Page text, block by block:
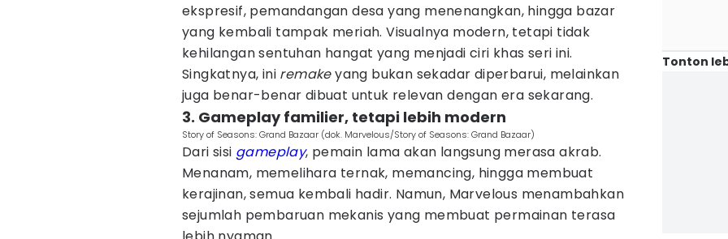
ekspresif, pemandangan desa yang menenangkan, hingga bazar
yang kembali tampak meriah. Visualnya modern, tetapi tidak
kehilangan sentuhan hangat yang menjadi ciri khas seri ini.
Singkatnya, ini remakeyang bukan sekadar diperbarui, melainkan
juga benar-benar dibuat untuk relevan dengan era sekarang.
3. Gameplay familier, tetapi lebih modern
Story of Seasons: Grand Bazaar (dok. Marvelous/Story of Seasons: Grand Bazaar)
Dari sisi gameplay, pemain lama akan langsung merasa akrab.
Menanam, memelihara ternak, memancing, hingga membuat
kerajinan, semua kembali hadir. Namun, Marvelous menambahkan
sejumlah pembaruan mekanis yang membuat permainan terasa
Tonton